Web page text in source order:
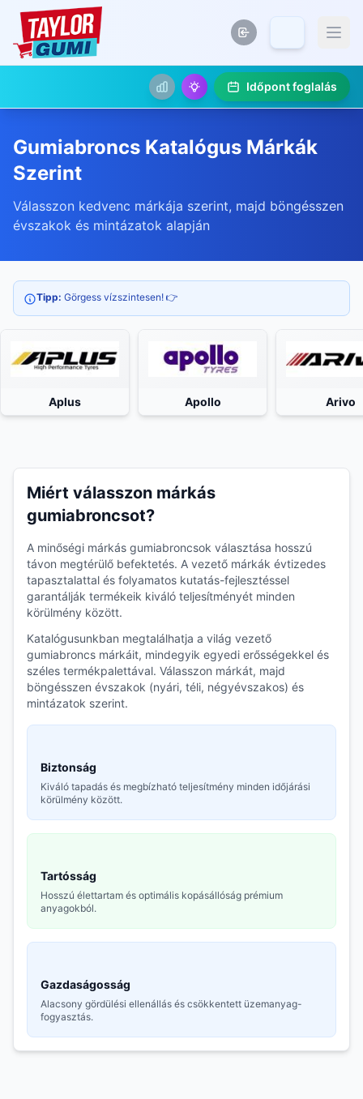
Időpont foglalás
Gumiabroncs Katalógus Márkák
Szerint
Válasszon kedvenc márkája szerint, majd böngésszen
évszakok és mintázatok alapján
Tipp: Görgess vízszintesen! 👉
Aplus Apollo Arivo
Miért válasszon márkás
gumiabroncsot?
A minőségi márkás gumiabroncsok választása hosszú
távon megtérülő befektetés. A vezető márkák évtizedes
tapasztalattal és folyamatos kutatás-fejlesztéssel
garantálják termékeik kiváló teljesítményét minden
körülmény között.
Katalógusunkban megtalálhatja a világ vezető
gumiabroncs márkáit, mindegyik egyedi erősségekkel és
széles termékpalettával. Válasszon márkát, majd
böngésszen évszakok (nyári, téli, négyévszakos) és
mintázatok szerint.
Biztonság
Kiváló tapadás és megbízható teljesítmény minden időjárási
körülmény között.
Tartósság
Hosszú élettartam és optimális kopásállóság prémium
anyagokból.
Gazdaságosság
Alacsony gördülési ellenállás és csökkentett üzemanyag-
fogyasztás.